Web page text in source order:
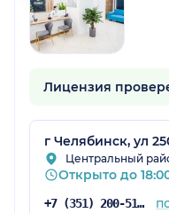
Лицензия
г Челябинск, ул
Центральный
Открыто до
+7 (351) 200-51-58